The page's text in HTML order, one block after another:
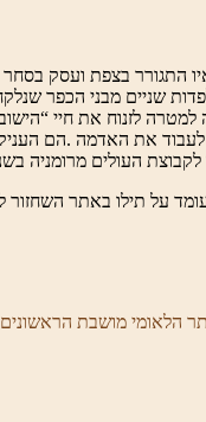
בטבריה בשנת 1849.לאחר
לזנוח את חיי “הישוב
והחלו לעבוד את האדמה
בשנת 1882 ויסדו את ראש
על תילו באתר
הלאומי מושבת